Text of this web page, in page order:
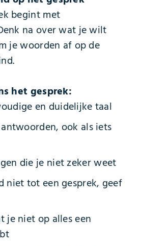
begint met
na over wat je wilt
je woorden af op de
het gesprek:
en duidelijke taal
ook als iets
die je niet zeker weet
niet tot een gesprek, geef
je niet op alles een